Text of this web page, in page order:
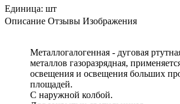
Единица: шт
Описание Отзывы Изображения
Металлогалогенная - дуговая
металлов газоразрядная,
освещения и освещения больших
площадей.
С наружной колбой.